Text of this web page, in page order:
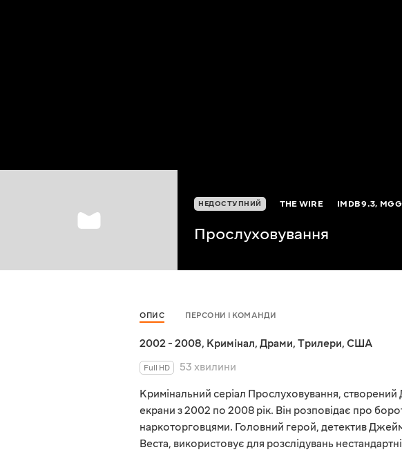
НЕДОСТУПНИЙ THE WIRE IMDB9.3, MGG
Прослуховування
ОПИС ПЕРСОНИ І КОМАНДИ
2002 - 2008, Кримінал, Драми, Трилери, США
Full HD
53 хвилини
Кримінальний серіал Прослуховування,
екрани з 2002 по 2008 рік. Він розповідає про
наркоторговцями. Головний герой, детектив
Веста, використовує для розслідувань